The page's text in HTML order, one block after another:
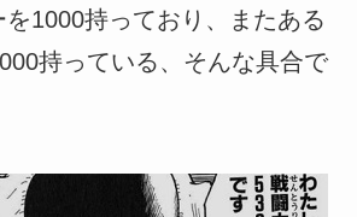
1000持っており、またある
持っている、そんな具合で